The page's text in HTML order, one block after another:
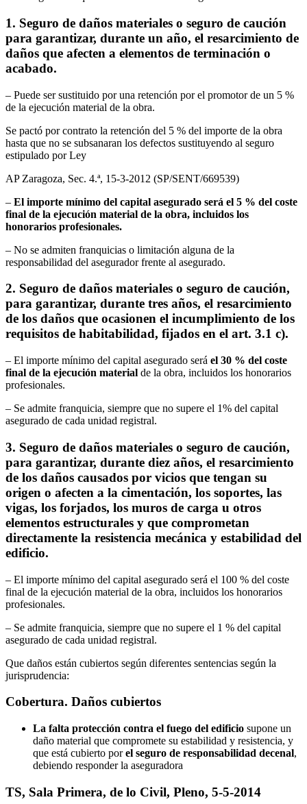
1. Seguro de daños materiales o seguro de caución
para garantizar, durante un año, el resarcimiento de
daños que afecten a elementos de terminación o
acabado.
– Puede ser sustituido por una retención por el promotor de un 5 %
de la ejecución material de la obra.
Se pactó por contrato la retención del 5 % del importe de la obra
hasta que no se subsanaran los defectos sustituyendo al seguro
estipulado por Ley
AP Zaragoza, Sec. 4.ª, 15-3-2012 (SP/SENT/669539)
– El importe mínimo del capital asegurado será el 5 % del coste
final de la ejecución material de la obra, incluidos los
honorarios profesionales.
– No se admiten franquicias o limitación alguna de la
responsabilidad del asegurador frente al asegurado.
2. Seguro de daños materiales o seguro de caución,
para garantizar, durante tres años, el resarcimiento
de los daños que ocasionen el incumplimiento de los
requisitos de habitabilidad, fijados en el art. 3.1 c).
– El importe mínimo del capital asegurado será el 30 % del coste
final de la ejecución material de la obra, incluidos los honorarios
profesionales.
– Se admite franquicia, siempre que no supere el 1% del capital
asegurado de cada unidad registral.
3. Seguro de daños materiales o seguro de caución,
para garantizar, durante diez años, el resarcimiento
de los daños causados por vicios que tengan su
origen o afecten a la cimentación, los soportes, las
vigas, los forjados, los muros de carga u otros
elementos estructurales y que comprometan
directamente la resistencia mecánica y estabilidad del
edificio.
– El importe mínimo del capital asegurado será el 100 % del coste
final de la ejecución material de la obra, incluidos los honorarios
profesionales.
– Se admite franquicia, siempre que no supere el 1 % del capital
asegurado de cada unidad registral.
Que daños están cubiertos según diferentes sentencias según la
jurisprudencia:
Cobertura. Daños cubiertos
La falta protección contra el fuego del edificio supone un
daño material que compromete su estabilidad y resistencia, y
que está cubierto porel seguro de responsabilidad decenal,
debiendo responder la aseguradora
TS, Sala Primera, de lo Civil, Pleno, 5-5-2014